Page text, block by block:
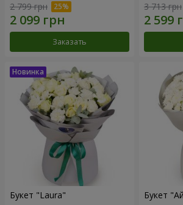
2 799 грн
Заказать
3 713 грн
Букет "Laura" Букет